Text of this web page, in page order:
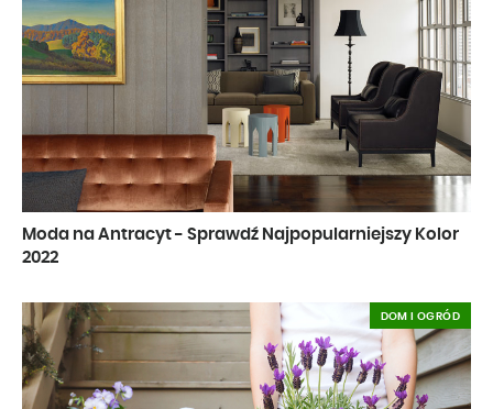
Moda na Antracyt - Sprawdź Najpopularniejszy Kolor
2022
DOM I OGRÓD